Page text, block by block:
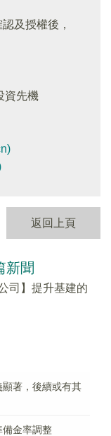
及授權後，
資先機
返回上頁
新聞
司】提升基建的
顯著，後續或有其
備金率調整